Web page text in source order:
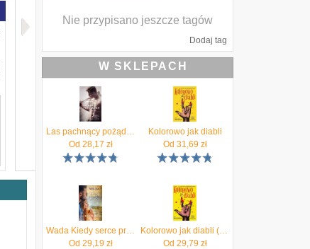
Nie przypisano jeszcze tagów
Dodaj tag
W SKLEPACH
Las pachnący pożądaniem
Od 28,17 zł
Kolorowo jak diabli
Od 31,69 zł
Wada Kiedy serce przestaje bić Iza Maciejewska
Od 29,19 zł
Kolorowo jak diabli (E-book)
Od 29,79 zł